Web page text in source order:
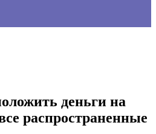
деньги на
распространенные